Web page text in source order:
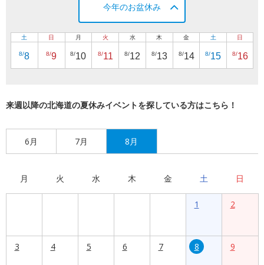
今年のお盆休み
土
8/8
日
8/9
月
8/10
火
8/11
水
8/12
木
8/13
金
8/14
土
8/15
日
8/16
来週以降の北海道の夏休みイベントを探している方はこちら！
6月 7月 8月
月 火 水 木 金 土 日
1 2
3 4 5 6 7 8 9